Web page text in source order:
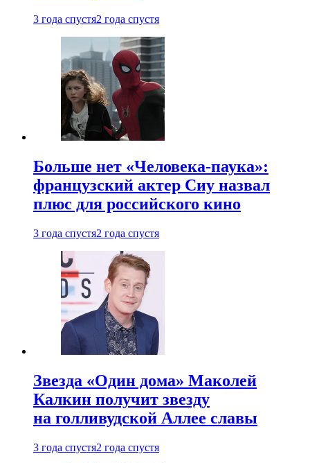
3 года спустя2 года спустя
Больше нет «Человека-паука»:
французский актер Сиу назвал
плюс для российского кино
3 года спустя2 года спустя
Звезда «Один дома» Маколей
Калкин получит звезду
на голливудской Аллее славы
3 года спустя2 года спустя